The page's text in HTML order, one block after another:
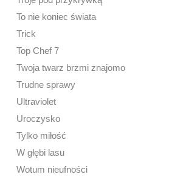
To nie koniec świata
Trick
Top Chef 7
Twoja twarz brzmi znajomo
Trudne sprawy
Ultraviolet
Uroczysko
Tylko miłość
W głębi lasu
Wotum nieufności